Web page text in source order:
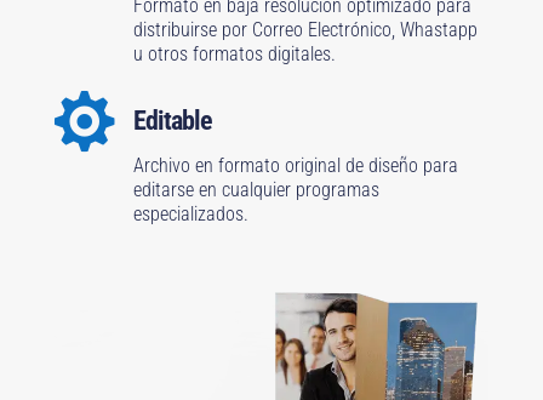
Formato en baja resolución optimizado para
distribuirse por Correo Electrónico, Whastapp
u otros formatos digitales.
 Editable
Archivo en formato original de diseño para
editarse en cualquier programas
especializados.